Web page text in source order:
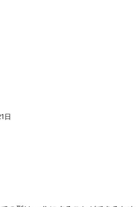
日